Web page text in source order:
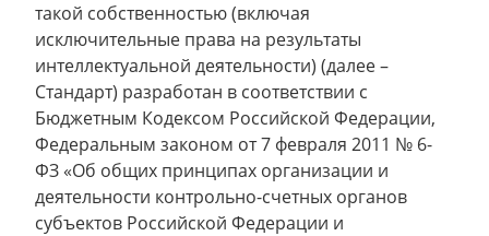
такой собственностью (включая
исключительные права на результаты
интеллектуальной деятельности) (далее –
Стандарт) разработан в соответствии с
Бюджетным Кодексом Российской Федерации,
Федеральным законом от 7 февраля 2011 № 6-
ФЗ «Об общих принципах организации и
деятельности контрольно-счетных органов
субъектов Российской Федерации и